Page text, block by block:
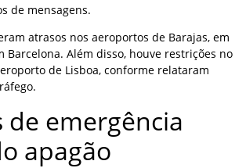
de mensagens.
atrasos nos aeroportos de Barajas, em
Barcelona. Além disso, houve restrições no
de Lisboa, conforme relataram
de emergência
apagão